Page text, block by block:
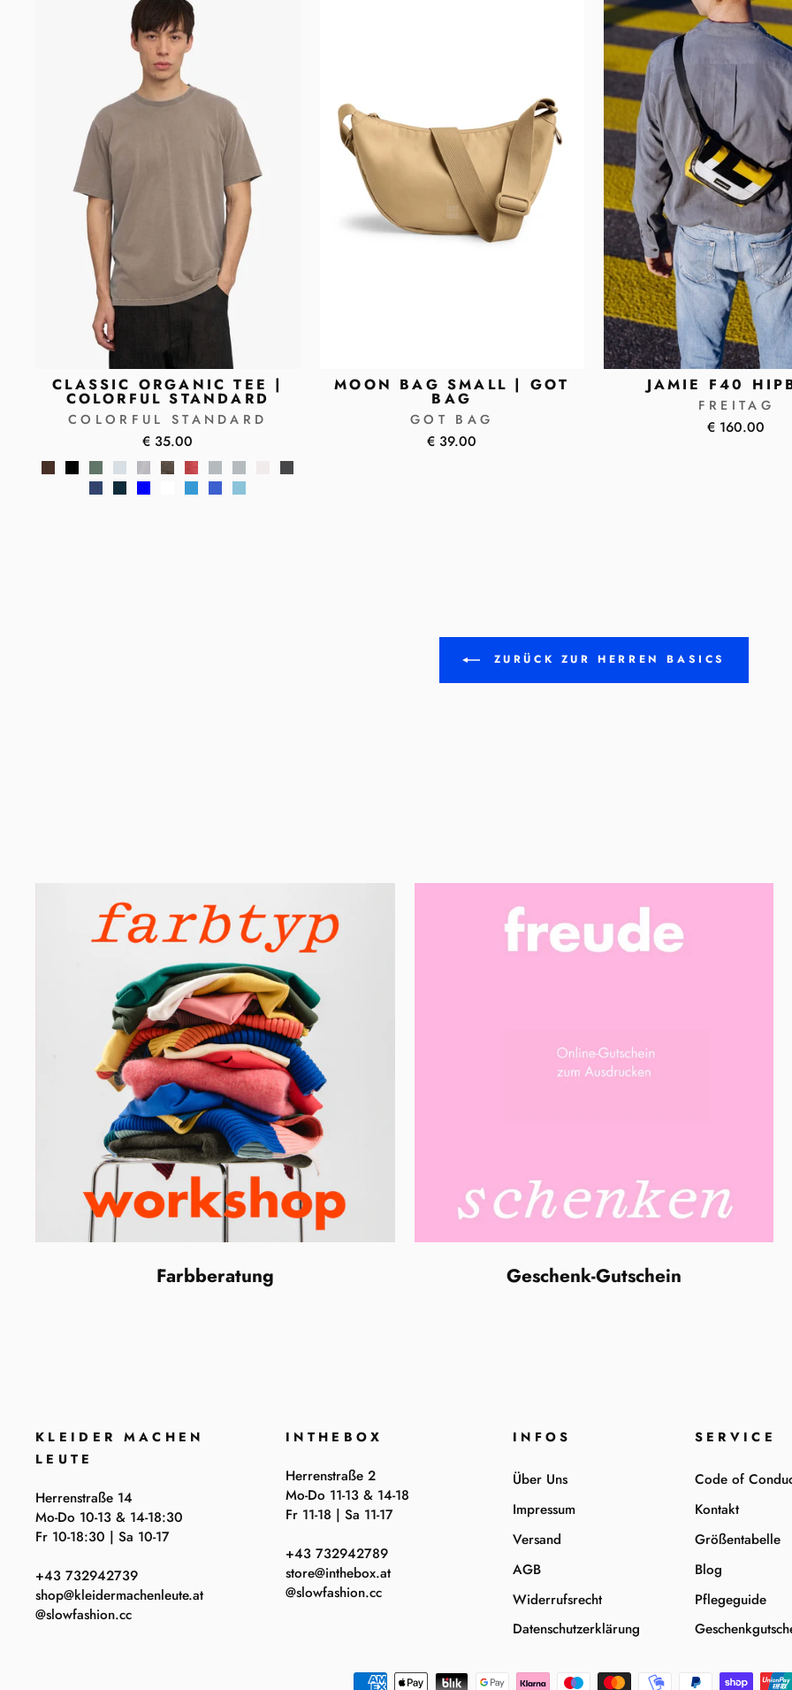
CLASSIC ORGANIC TEE |
COLORFUL STANDARD
COLORFUL STANDARD
€ 35.00
MOON BAG SMALL | GOT
BAG
GOT BAG
€ 39.00
JAMIE F40
FREITAG
€ 160.00
ZURÜCK ZUR HERREN BASICS
Farbberatung Geschenk-Gutschein
KLEIDER MACHEN
LEUTE
Herrenstraße 14
Mo-Do 10-13 & 14-18:30
Fr 10-18:30 | Sa 10-17
+43 732942739
shop@kleidermachenleute.at
@slowfashion.cc
INTHEBOX
Herrenstraße 2
Mo-Do 11-13 & 14-18
Fr 11-18 | Sa 11-17
+43 732942789
store@inthebox.at
@slowfashion.cc
INFOS
Über Uns
Impressum
Versand
AGB
Widerrufsrecht
Datenschutzerklärung
SERVICE
Code of
Kontakt
Größentabelle
Blog
Pflegeguide